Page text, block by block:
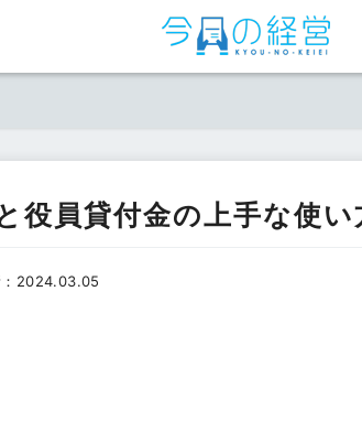
役員貸付金の上手な使
2024.03.05